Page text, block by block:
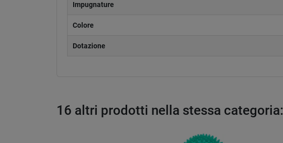
Impugnature
Colore
Dotazione
16 altri prodotti nella stessa categoria: